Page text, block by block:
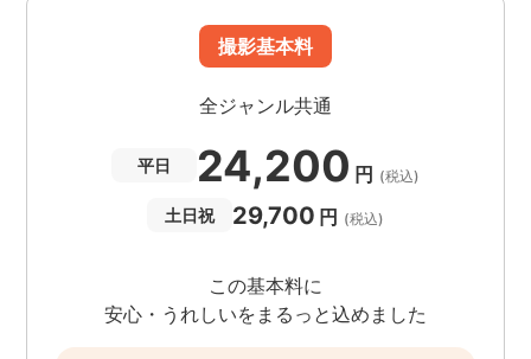
撮影基本料
全ジャンル共通
平日 24,200 円 (税込)
土日祝 29,700 円 (税込)
この基本料に
安心・うれしいをまるっと込めました